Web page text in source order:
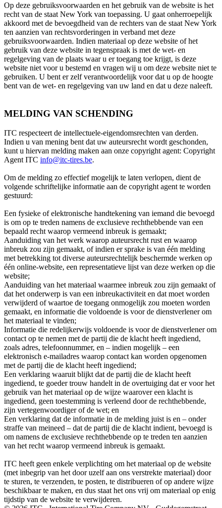
Op deze gebruiksvoorwaarden en het gebruik van de website is het
recht van de staat New York van toepassing. U gaat onherroepelijk
akkoord met de bevoegdheid van de rechters van de staat New York
ten aanzien van rechtsvorderingen in verband met deze
gebruiksvoorwaarden. Indien materiaal op deze website of het
gebruik van deze website in tegenspraak is met de wet- en
regelgeving van de plaats waar u er toegang toe krijgt, is deze
website niet voor u bestemd en vragen wij u om deze website niet te
gebruiken. U bent er zelf verantwoordelijk voor dat u op de hoogte
bent van de wet- en regelgeving van uw land en dat u deze naleeft.
MELDING VAN SCHENDING
ITC respecteert de intellectuele-eigendomsrechten van derden.
Indien u van mening bent dat uw auteursrecht wordt geschonden,
kunt u hiervan melding maken aan onze copyright agent: Copyright
Agent ITC info@itc-tires.be.
Om de melding zo effectief mogelijk te laten verlopen, dient de
volgende schriftelijke informatie aan de copyright agent te worden
gestuurd:
Een fysieke of elektronische handtekening van iemand die bevoegd
is om op te treden namens de exclusieve rechthebbende van een
bepaald recht waarop vermeend inbreuk is gemaakt;
Aanduiding van het werk waarop auteursrecht rust en waarop
inbreuk zou zijn gemaakt, of indien er sprake is van één melding
met betrekking tot diverse auteursrechtelijk beschermde werken op
één online-website, een representatieve lijst van deze werken op die
website;
Aanduiding van het materiaal waarmee inbreuk zou zijn gemaakt of
dat het onderwerp is van een inbreukactiviteit en dat moet worden
verwijderd of waartoe de toegang onmogelijk zou moeten worden
gemaakt, en informatie die voldoende is voor de dienstverlener om
het materiaal te vinden;
Informatie die redelijkerwijs voldoende is voor de dienstverlener om
contact op te nemen met de partij die de klacht heeft ingediend,
zoals adres, telefoonnummer, en – indien mogelijk – een
elektronisch e-mailadres waarop contact kan worden opgenomen
met de partij die de klacht heeft ingediend;
Een verklaring waaruit blijkt dat de partij die de klacht heeft
ingediend, te goeder trouw handelt in de overtuiging dat er voor het
gebruik van het materiaal op de wijze waarover een klacht is
ingediend, geen toestemming is verleend door de rechthebbende,
zijn vertegenwoordiger of de wet; en
Een verklaring dat de informatie in de melding juist is en – onder
straffe van meineed – dat de partij die de klacht indient, bevoegd is
om namens de exclusieve rechthebbende op te treden ten aanzien
van het recht waarop vermeend inbreuk is gemaakt.
ITC heeft geen enkele verplichting om het materiaal op de website
(met inbegrip van het door uzelf aan ons verstrekte materiaal) door
te sturen, te verzenden, te posten, te distribueren of op andere wijze
beschikbaar te maken, en dus staat het ons vrij om materiaal op enig
tijdstip van de website te verwijderen.